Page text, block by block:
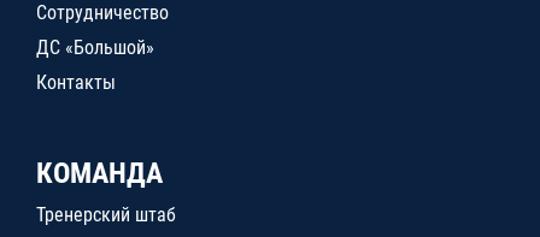
Сотрудничество
ДС «Большой»
Контакты
КОМАНДА
Тренерский штаб